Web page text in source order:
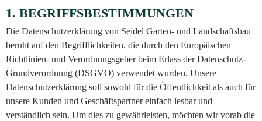
1. BEGRIFFSBESTIMMUNGEN
Die Datenschutzerklärung von Seidel Garten- und Landschaftsbau
beruht auf den Begrifflichkeiten, die durch den Europäischen
Richtlinien- und Verordnungsgeber beim Erlass der Datenschutz-
Grundverordnung (DSGVO) verwendet wurden. Unsere
Datenschutzerklärung soll sowohl für die Öffentlichkeit als auch für
unsere Kunden und Geschäftspartner einfach lesbar und
verständlich sein. Um dies zu gewährleisten, möchten wir vorab die